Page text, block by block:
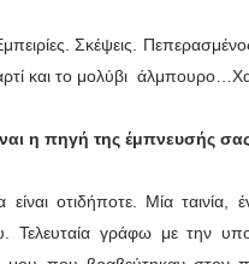
Σκέψεις.
και το μολύβι
η πηγή της έμπνευσής
είναι οτιδήποτε. Μία
Τελευταία γράφω με την